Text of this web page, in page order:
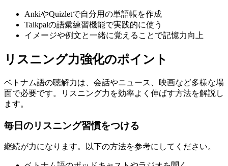
AnkiやQuizletで自分用の単語帳を作成
Talkpalの語彙練習機能で実践的に使う
イメージや例文と一緒に覚えることで記憶力向上
リスニング力強化のポイント
ベトナム語の聴解力は、会話やニュース、映画など多様な場
面で必要です。リスニング力を効率よく伸ばす方法を解説し
ます。
毎日のリスニング習慣をつける
継続が力になります。以下の方法を参考にしてください。